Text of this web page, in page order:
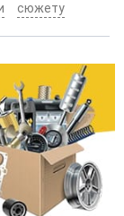
сюжету